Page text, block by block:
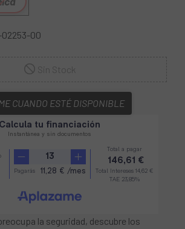
02253-00
CUANDO ESTÉ DISPONIBLE
la seguridad, descubre los